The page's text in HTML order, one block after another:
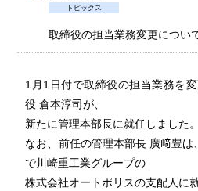
トピックス
取締役の担当業務変更につい
1月1日付で取締役の担当業務を
役 倉本淳司が、
新たに管理本部長に就任しました。
なお、前任の管理本部長 廣﨑豊
で川崎重工業グループの
株式会社オートポリスの支配人に